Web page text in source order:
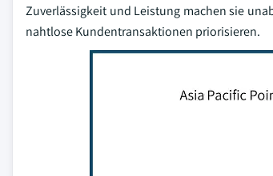
Zuverlässigkeit und Leistung machen sie
nahtlose Kundentransaktionen priorisieren.